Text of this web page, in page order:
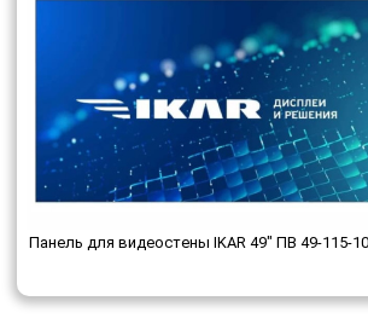
Панель для видеостены IKAR 49" ПВ 49-115-